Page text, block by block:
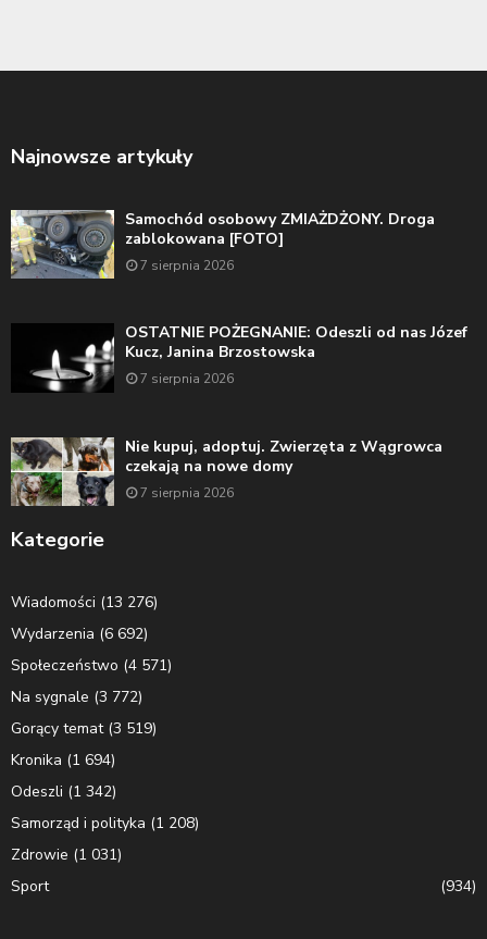
Najnowsze artykuły
Samochód osobowy ZMIAŻDŻONY. Droga
zablokowana [FOTO]
7 sierpnia 2026
OSTATNIE POŻEGNANIE: Odeszli od nas Józef
Kucz, Janina Brzostowska
7 sierpnia 2026
Nie kupuj, adoptuj. Zwierzęta z Wągrowca
czekają na nowe domy
7 sierpnia 2026
Kategorie
Wiadomości (13 276)
Wydarzenia (6 692)
Społeczeństwo (4 571)
Na sygnale (3 772)
Gorący temat(3 519)
Kronika (1 694)
Odeszli (1 342)
Samorząd i polityka (1 208)
Zdrowie (1 031)
Sport
(934)